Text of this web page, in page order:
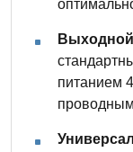
Выходной
питанием